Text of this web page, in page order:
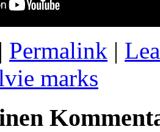
| Permalink |
marks